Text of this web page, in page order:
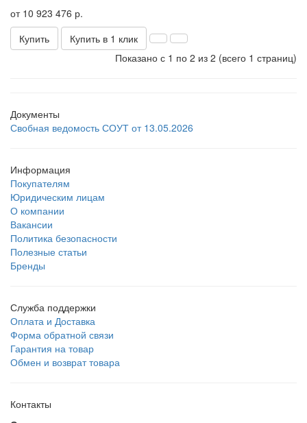
от 10 923 476 р.
Купить
Купить в 1 клик
Показано с 1 по 2 из 2 (всего 1 страниц)
Документы
Свобная ведомость СОУТ от 13.05.2026
Информация
Покупателям
Юридическим лицам
О компании
Вакансии
Политика безопасности
Полезные статьи
Бренды
Служба поддержки
Оплата и Доставка
Форма обратной связи
Гарантия на товар
Обмен и возврат товара
Контакты